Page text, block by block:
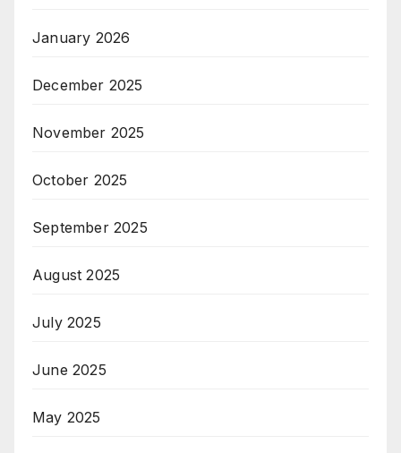
January 2026
December 2025
November 2025
October 2025
September 2025
August 2025
July 2025
June 2025
May 2025